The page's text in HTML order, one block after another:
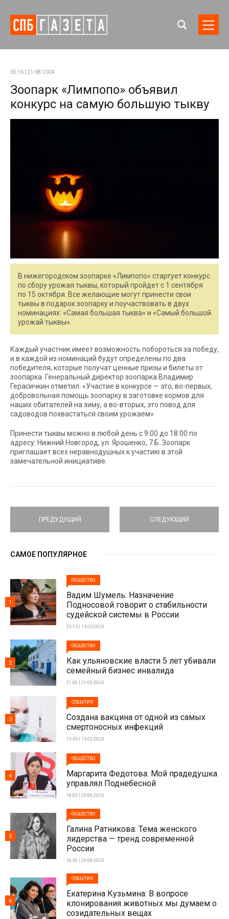
05:16 | 21-08-2024
Зоопарк «Лимпопо» объявил
конкурс на самую большую тыкву
В нижегородском зоопарке «Лимпопо» стартует конкурс
по сбору урожая тыквы, который пройдет с 1 сентября
по 15 октября. Все желающие могут принести свои
тыквы в подарок зоопарку и поучаствовать в двух
номинациях: «Самая большая тыква» и «Самый большой
урожай тыквы».
Каждый участник имеет возможность побороться за победу,
и в каждой из номинаций будут определены по два
победителя, которые получат ценные призы и билеты от
зоопарка. Генеральный директор зоопарка Владимир
Герасичкин отметил: «Участие в конкурсе — это, во-первых,
добровольная помощь зоопарку в заготовке кормов для
наших обитателей на зиму, а во-вторых, это повод для
садоводов похвастаться своим урожаем».
Принести тыквы можно в любой день с 9:00 до 18:00 по
адресу: Нижний Новгород, ул. Ярошенко, 7 Б. Зоопарк
приглашает всех неравнодушных к участию в этой
замечательной инициативе.
ПРЕДУДУЩИЙ СЛЕДУЮЩИЙ
САМОЕ ПОПУЛЯРНОЕ
ОБЩЕСТВО
Вадим Шумель: Назначение
Подносовой говорит о стабильности
судейской системы в России
23:15 | 15-05-2024
1
ОБЩЕСТВО
Как ульяновские власти 5 лет убивали
семейный бизнес инвалида
21:06 | 21-03-2024
2
СОБЫТИЯ
Создана вакцина от одной из самых
смертоносных инфекций
13:45 | 15-02-2024
3
ОБЩЕСТВО
Маргарита Федотова: Мой прадедушка
управлял Поднебесной
18:03 | 23-06-2024
4
ОБЩЕСТВО
Галина Ратникова: Тема женского
лидерства — тренд современной
России
16:36 | 23-06-2024
5
СОБЫТИЯ
Екатерина Кузьмина: В вопросе
клонирования животных мы думаем о
созидательных вещах
6